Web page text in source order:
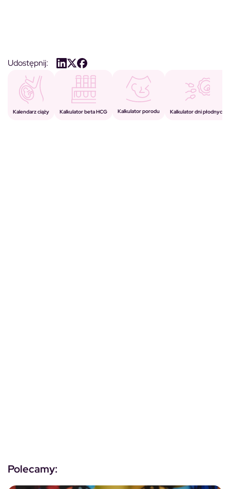
Udostępnij:
Kalendarz ciąży Kalkulator beta HCG Kalkulator porodu Kalkulator dni płodnych
Polecamy: